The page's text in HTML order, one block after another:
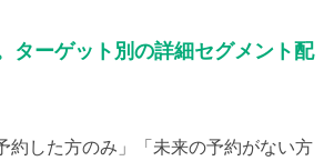
ターゲット別の詳細セグメント配
約した方のみ」「未来の予約がない方